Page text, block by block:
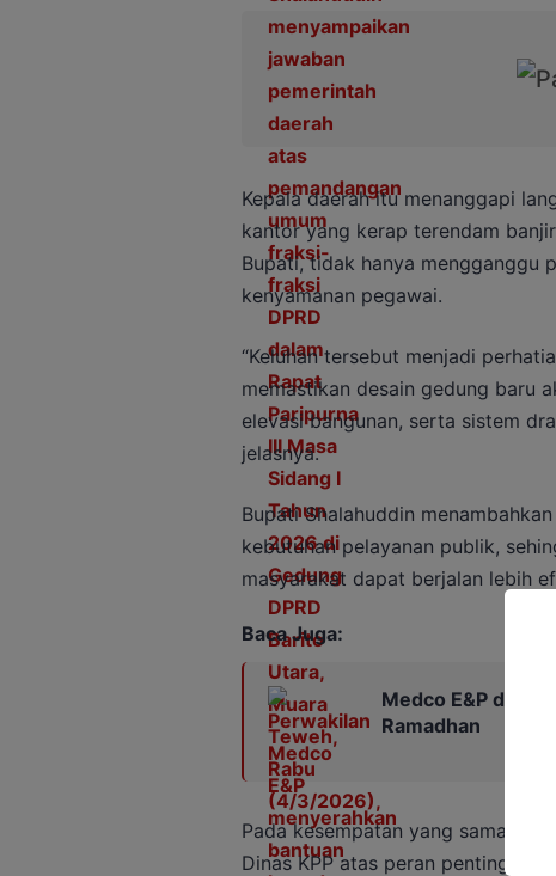
Kepala daerah itu menanggapi
kantor yang kerap terendam
Bupati, tidak hanya mengganggu
kenyamanan pegawai.
“Keluhan tersebut menjadi
memastikan desain gedung baru
elevasi bangunan, serta sistem
jelasnya.
Bupati Shalahuddin
kebutuhan pelayanan publik,
masyarakat dapat berjalan lebih
Baca Juga:
Medco E&P dan
Ramadhan
Pada kesempatan yang sama,
Dinas KPP atas peran pentingnya